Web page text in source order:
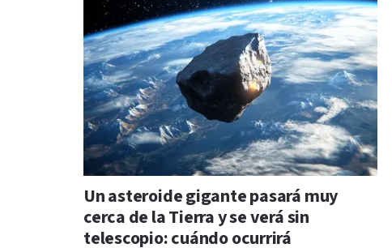
Un asteroide gigante pasará muy
cerca de la Tierra y se verá sin
telescopio: cuándo ocurrirá